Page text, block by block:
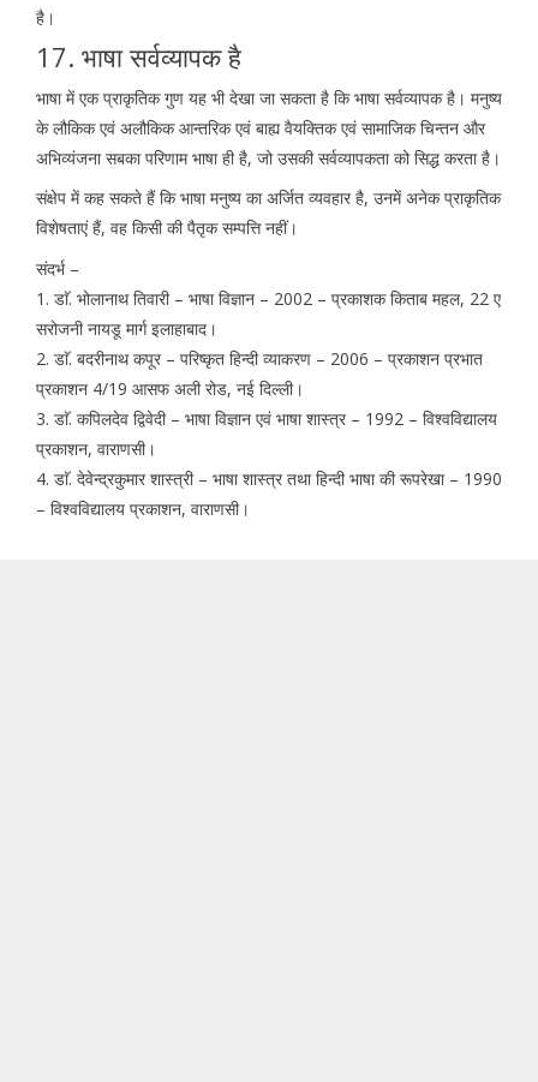
है।
17. भाषा सर्वव्यापक है
भाषा में एक प्राकृतिक गुण यह भी देखा जा सकता है कि भाषा सर्वव्यापक है। मनुष्य
के लौकिक एवं अलौकिक आन्तरिक एवं बाह्य वैयक्तिक एवं सामाजिक चिन्तन और
अभिव्यंजना सबका परिणाम भाषा ही है, जो उसकी सर्वव्यापकता को सिद्ध करता है।
संक्षेप में कह सकते हैं कि भाषा मनुष्य का अर्जित व्यवहार है, उनमें अनेक प्राकृतिक
विशेषताएं हैं, वह किसी की पैतृक सम्पत्ति नहीं।
संदर्भ –
1. डाॅ. भोलानाथ तिवारी – भाषा विज्ञान – 2002 – प्रकाशक किताब महल, 22 ए
सरोजनी नायडू मार्ग इलाहाबाद।
2. डाॅ. बदरीनाथ कपूर – परिष्कृत हिन्दी व्याकरण – 2006 – प्रकाशन प्रभात
प्रकाशन 4/19 आसफ अली रोड, नई दिल्ली।
3. डाॅ. कपिलदेव द्विवेदी – भाषा विज्ञान एवं भाषा शास्त्र – 1992 – विश्वविद्यालय
प्रकाशन, वाराणसी।
4. डाॅ. देवेन्द्रकुमार शास्त्री – भाषा शास्त्र तथा हिन्दी भाषा की रूपरेखा – 1990
– विश्वविद्यालय प्रकाशन, वाराणसी।